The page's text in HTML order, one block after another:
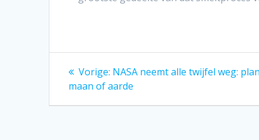
Bericht
navigatie
Vorige: Vorig
bericht:
NASA neemt alle twijfel weg:
maan of aarde